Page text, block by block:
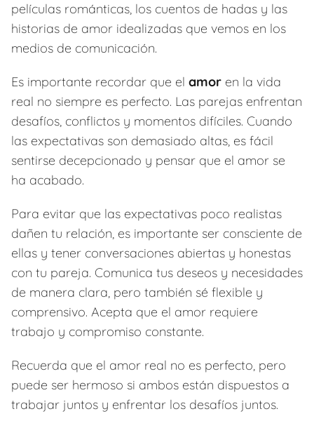
películas románticas, los cuentos de hadas y las
historias de amor idealizadas que vemos en los
medios de comunicación.
Es importante recordar que el amor en la vida
real no siempre es perfecto. Las parejas enfrentan
desafíos, conflictos y momentos difíciles. Cuando
las expectativas son demasiado altas, es fácil
sentirse decepcionado y pensar que el amor se
ha acabado.
Para evitar que las expectativas poco realistas
dañen tu relación, es importante ser consciente de
ellas y tener conversaciones abiertas y honestas
con tu pareja. Comunica tus deseos y necesidades
de manera clara, pero también sé flexible y
comprensivo. Acepta que el amor requiere
trabajo y compromiso constante.
Recuerda que el amor real no es perfecto, pero
puede ser hermoso si ambos están dispuestos a
trabajar juntos y enfrentar los desafíos juntos.